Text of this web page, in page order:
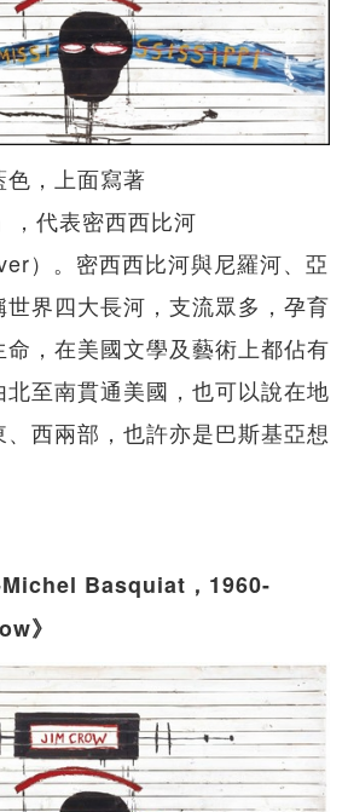
，上面寫著
，代表密西西比河
）。密西西比河與尼羅河、亞
界四大長河，支流眾多，孕育
，在美國文學及藝術上都佔有
至南貫通美國，也可以說在地
西兩部，也許亦是巴斯基亞想
Basquiat，1960-
》